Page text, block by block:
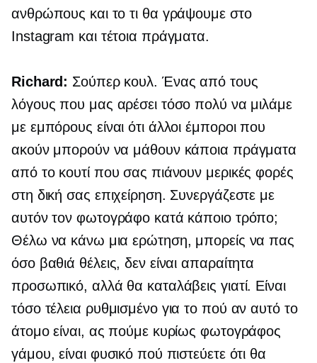
ανθρώπους και το τι θα γράψουμε στο
Instagram και τέτοια πράγματα.
Richard: Σούπερ κουλ. Ένας από τους
λόγους που μας αρέσει τόσο πολύ να μιλάμε
με εμπόρους είναι ότι άλλοι έμποροι που
ακούν μπορούν να μάθουν κάποια πράγματα
από το κουτί που σας πιάνουν μερικές φορές
στη δική σας επιχείρηση. Συνεργάζεστε με
αυτόν τον φωτογράφο κατά κάποιο τρόπο;
Θέλω να κάνω μια ερώτηση, μπορείς να πας
όσο βαθιά θέλεις, δεν είναι απαραίτητα
προσωπικό, αλλά θα καταλάβεις γιατί. Είναι
τόσο τέλεια ρυθμισμένο για το πού αν αυτό το
άτομο είναι, ας πούμε κυρίως φωτογράφος
γάμου, είναι φυσικό πού πιστεύετε ότι θα